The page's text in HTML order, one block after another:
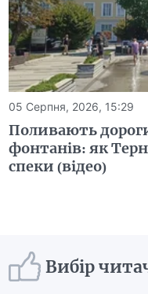
05 Серпня, 2026, 15:29
Поливають
фонтанів: як
спеки (відео)
Вибір